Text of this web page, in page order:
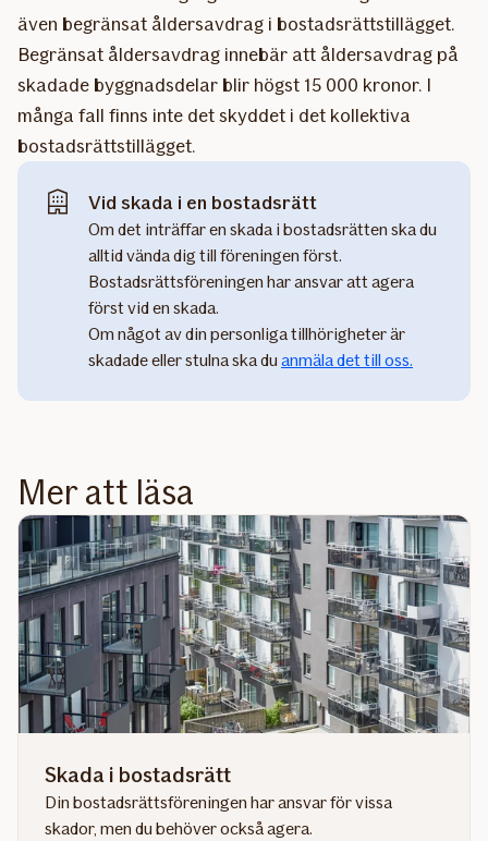
även begränsat åldersavdrag i bostadsrättstillägget.
Begränsat åldersavdrag innebär att åldersavdrag på
skadade byggnadsdelar blir högst 15 000 kronor. I
många fall finns inte det skyddet i det kollektiva
bostadsrättstillägget.
Vid skada i en bostadsrätt
Om det inträffar en skada i bostadsrätten ska du
alltid vända dig till föreningen först.
Bostadsrättsföreningen har ansvar att agera
först vid en skada.
Om något av din personliga tillhörigheter är
skadade eller stulna ska du anmäla det till oss.
Mer att läsa
Skada i bostadsrätt
Din bostadsrättsföreningen har ansvar för vissa
skador, men du behöver också agera.